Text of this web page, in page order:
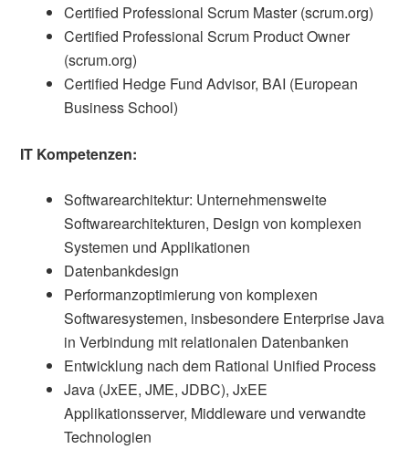
Certified Professional Scrum Master (scrum.org)
Certified Professional Scrum Product Owner
(scrum.org)
Certified Hedge Fund Advisor, BAI (European
Business School)
IT Kompetenzen:
Softwarearchitektur: Unternehmensweite
Softwarearchitekturen, Design von komplexen
Systemen und Applikationen
Datenbankdesign
Performanzoptimierung von komplexen
Softwaresystemen, insbesondere Enterprise Java
in Verbindung mit relationalen Datenbanken
Entwicklung nach dem Rational Unified Process
Java (JxEE, JME, JDBC), JxEE
Applikationsserver, Middleware und verwandte
Technologien